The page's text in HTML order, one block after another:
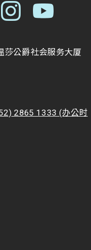
莎公爵社会服务大厦
2865 1333 (办公时